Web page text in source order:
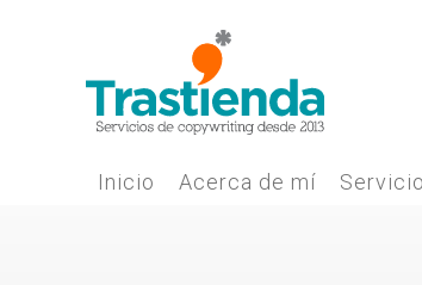
Inicio Acerca de mí